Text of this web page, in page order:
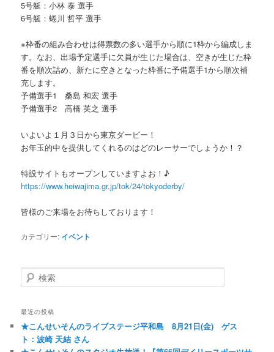
5号艇：小林 泰 選手
6号艇：蜷川 哲平 選手
※枠番の組み合わせは得票数の多い選手から順に1枠から編成しま
す。なお、出場予定選手に欠員が生じた場合は、空きが生じた枠
番を順次詰め、新たに空きとなった枠番に予備選手1から順次補
充します。
予備選手1 桑島 和宏 選手
予備選手2 高橋 英之 選手
いよいよ１月３日から東京ダービー！
お年玉的中を提供してくれるのはどのレーサーでしょうか！？
特設サイトもオープンしていますよお！♪
https://www.heiwajima.gr.jp/tok/24/tokyoderby/
皆様のご来場をお待ちしております！
カテゴリー: イベント
検索
最近の投稿
★こんせいそんのライブステージ平和島 8月21日(金) ゲス
ト：波崎 天結 さん